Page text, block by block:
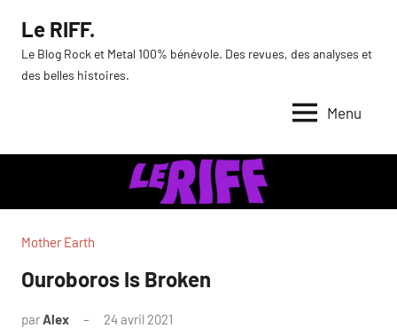
contenu
Le RIFF.
Le Blog Rock et Metal 100% bénévole. Des revues, des analyses et
des belles histoires.
Menu
Mother Earth
Ouroboros Is Broken
parAlex 24 avril 2021